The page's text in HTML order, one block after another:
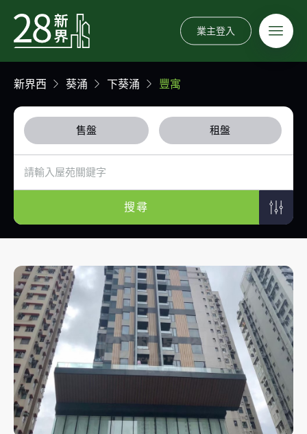
業主登入
新界西 葵涌 下葵涌 豐寓
售盤 租盤
搜尋